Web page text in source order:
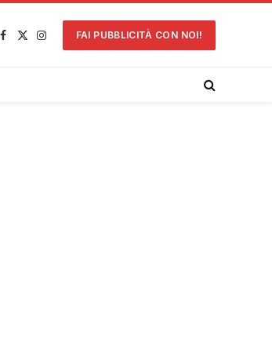
Facebook
X
Instagram
FAI PUBBLICITÀ CON NOI!